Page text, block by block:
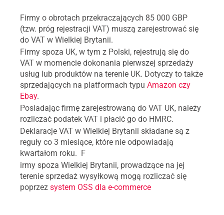
Firmy o obrotach przekraczających 85 000 GBP
(tzw. próg rejestracji VAT) muszą zarejestrować się
do VAT w Wielkiej Brytanii.
Firmy spoza UK, w tym z Polski, rejestrują się do
VAT w momencie dokonania pierwszej sprzedaży
usług lub produktów na terenie UK. Dotyczy to także
sprzedających na platformach typu Amazon czy
Ebay.
Posiadając firmę zarejestrowaną do VAT UK, należy
rozliczać podatek VAT i płacić go do HMRC.
Deklaracje VAT w Wielkiej Brytanii składane są z
reguły co 3 miesiące, które nie odpowiadają
kwartałom roku. F
irmy spoza Wielkiej Brytanii, prowadzące na jej
terenie sprzedaż wysyłkową mogą rozliczać się
poprzez system OSS dla e-commerce